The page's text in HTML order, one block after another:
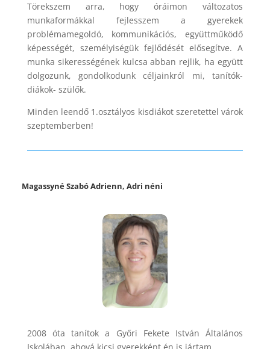
Törekszem arra, hogy óráimon változatos
munkaformákkal fejlesszem a gyerekek
problémamegoldó, kommunikációs, együttműködő
képességét, személyiségük fejlődését elősegítve. A
munka sikerességének kulcsa abban rejlik, ha együtt
dolgozunk, gondolkodunk céljainkról mi, tanítók-
diákok- szülők.
Minden leendő 1.osztályos kisdiákot szeretettel várok
szeptemberben!
Magassyné Szabó Adrienn, Adri néni
2008 óta tanítok a Győri Fekete István Általános
Iskolában, ahová kicsi gyerekként én is jártam.